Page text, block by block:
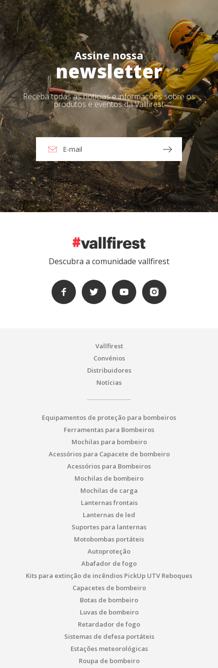
Assine nossa
newsletter
Receba todas as notícias e informações sobre os
produtos e eventos da Vallfirest
Descubra a comunidade vallfirest
Vallfirest
Convénios
Distribuidores
Notícias
Equipamentos de proteção para bombeiros
Ferramentas para Bombeiros
Mochilas para bombeiro
Acessórios para Capacete de bombeiro
Acessórios para Bombeiros
Mochilas de bombeiro
Mochilas de carga
Lanternas frontais
Lanternas de led
Suportes para lanternas
Motobombas portáteis
Autoproteção
Abafador de fogo
Kits para extinção de incêndios PickUp UTV Reboques
Capacetes de bombeiro
Botas de bombeiro
Luvas de bombeiro
Retardador de fogo
Sistemas de defesa portáteis
Estações meteorológicas
Roupa de bombeiro